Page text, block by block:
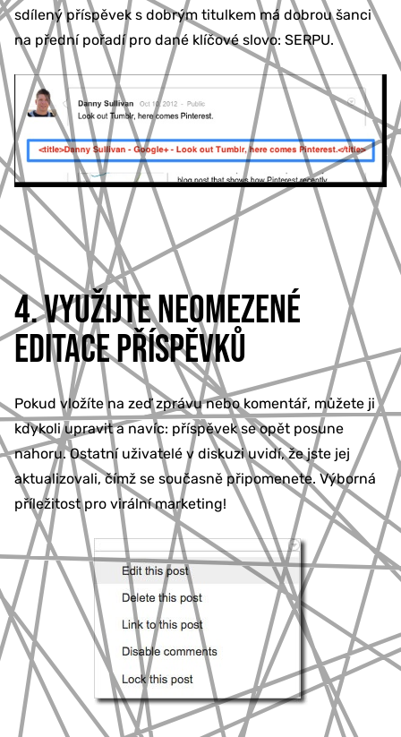
sdílený příspěvek s dobrým titulkem má dobrou šanci
na přední pořadí pro dané klíčové slovo: SERPU.
4. VYUŽIJTE NEOMEZENÉ
EDITACE PŘÍSPĚVKŮ
Pokud vložíte na zeď zprávu nebo komentář, můžete ji
kdykoli upravit a navíc: příspěvek se opět posune
nahoru. Ostatní uživatelé v diskuzi uvidí, že jste jej
aktualizovali, čímž se současně připomenete. Výborná
příležitost pro virální marketing!